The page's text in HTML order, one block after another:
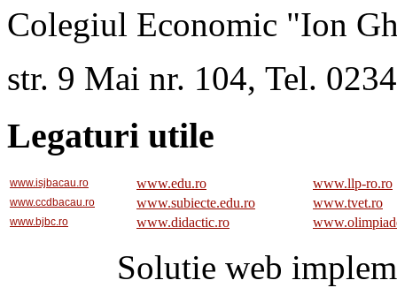
Colegiul Economic "Ion
str. 9 Mai nr. 104, Tel.
Legaturi utile
www.isjbacau.ro www.edu.ro www.llp-ro.ro
www.ccdbacau.ro www.subiecte.edu.ro www.tvet.ro
www.bjbc.ro www.didactic.ro
Solutie web